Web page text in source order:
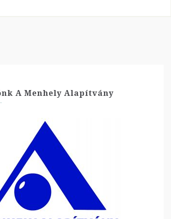
A Menhely Alapítvány